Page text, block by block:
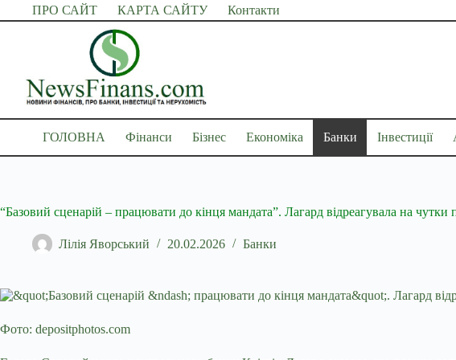
Перейти
до
ПРО САЙТ КАРТА САЙТУ Контакти
ГОЛОВНА Фінанси Бізнес Економіка Банки Інвестиції
“Базовий сценарій – працювати до кінця мандата”. Лагард відреагувала на чутки
Лілія Яворський 20.02.2026 Банки
Фото: depositphotos.com